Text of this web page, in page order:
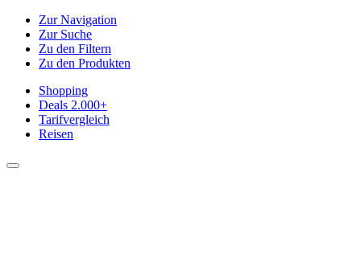
Zur Navigation
Zur Suche
Zu den Filtern
Zu den Produkten
Shopping
Deals 2.000+
Tarifvergleich
Reisen